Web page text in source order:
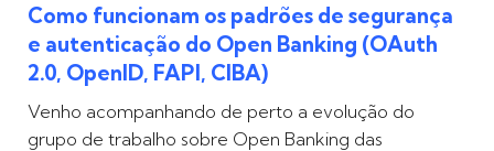
Como funcionam os padrões de segurança
e autenticação do Open Banking (OAuth
2.0, OpenID, FAPI, CIBA)
Venho acompanhando de perto a evolução do
grupo de trabalho sobre Open Banking das